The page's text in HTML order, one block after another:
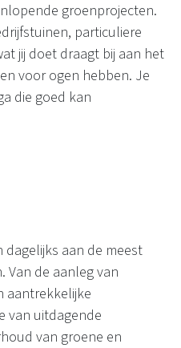
groenprojecten.
particuliere
jij doet draagt bij aan het
voor ogen hebben. Je
die goed kan
dagelijks aan de meest
Van de aanleg van
aantrekkelijke
van uitdagende
van groene en